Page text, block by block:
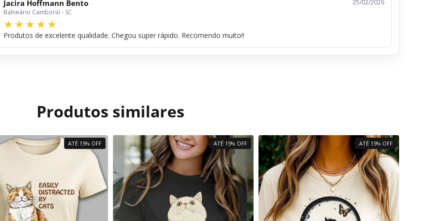
Jacira Hoffmann Bento
Balneário Camboriú - SC
25/02/2026
Produtos de excelente qualidade. Chegou super rápido. Recomendo muito!!
Produtos similares
ATÉ 15% OFF ATÉ 15% OFF ATÉ 15% OFF